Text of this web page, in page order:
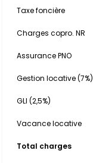
Taxe foncière
Charges copro. NR
Assurance PNO
Gestion locative (7%)
GLI (2,5%)
Vacance locative
Total charges